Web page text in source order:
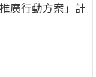
廣行動方案」計